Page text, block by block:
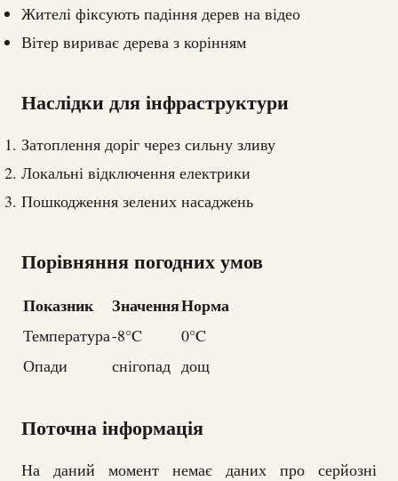
Жителі фіксують падіння дерев на відео
Вітер вириває дерева з корінням
Наслідки для інфраструктури
Затоплення доріг через сильну зливу
Локальні відключення електрики
Пошкодження зелених насаджень
Порівняння погодних умов
Показник ЗначенняНорма
Температура-8°C
0°C
Опади
снігопад дощ
Поточна інформація
На даний момент немає даних про серйозні